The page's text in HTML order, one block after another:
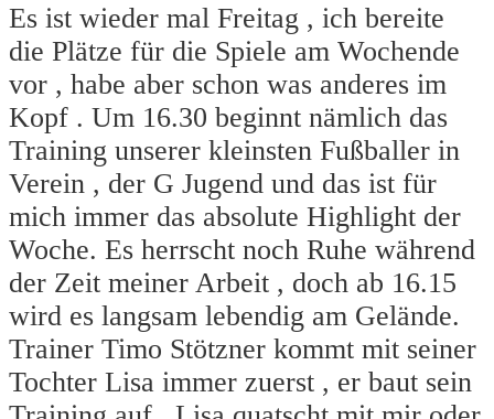
Es ist wieder mal Freitag , ich bereite
die Plätze für die Spiele am Wochende
vor , habe aber schon was anderes im
Kopf . Um 16.30 beginnt nämlich das
Training unserer kleinsten Fußballer in
Verein , der G Jugend und das ist für
mich immer das absolute Highlight der
Woche. Es herrscht noch Ruhe während
der Zeit meiner Arbeit , doch ab 16.15
wird es langsam lebendig am Gelände.
Trainer Timo Stötzner kommt mit seiner
Tochter Lisa immer zuerst , er baut sein